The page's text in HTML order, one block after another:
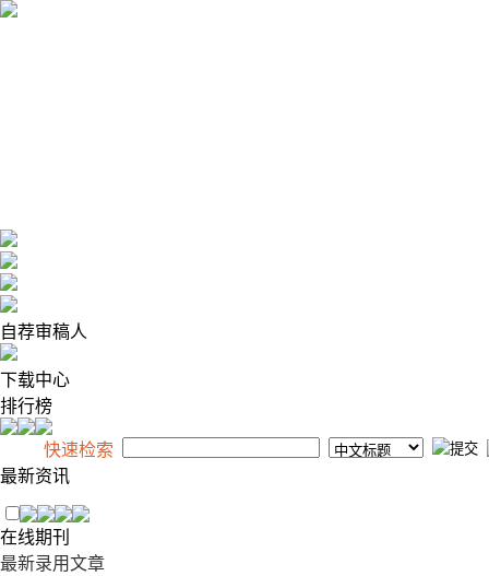
自荐审稿人
下载中心
排行榜
快速检索
最新资讯
在线期刊
最新录用文章